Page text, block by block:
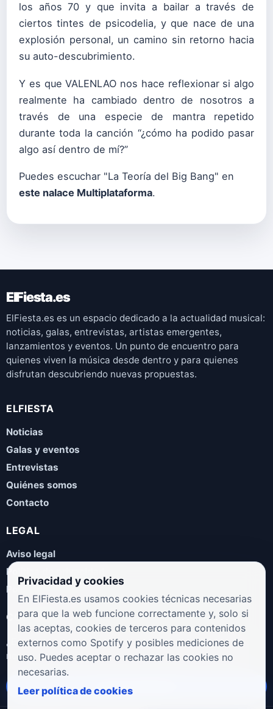
los años 70 y que invita a bailar a través de
ciertos tintes de psicodelia, y que nace de una
explosión personal, un camino sin retorno hacia
su auto-descubrimiento.
Y es que VALENLAO nos hace reflexionar si algo
realmente ha cambiado dentro de nosotros a
través de una especie de mantra repetido
durante toda la canción “¿cómo ha podido pasar
algo así dentro de mí?”
Puedes escuchar "La Teoría del Big Bang" en
este nalace Multiplataforma.
ElFiesta.es
ElFiesta.es es un espacio dedicado a la actualidad musical:
noticias, galas, entrevistas, artistas emergentes,
lanzamientos y eventos. Un punto de encuentro para
quienes viven la música desde dentro y para quienes
disfrutan descubriendo nuevas propuestas.
ELFIESTA
Noticias
Galas y eventos
Entrevistas
Quiénes somos
Contacto
LEGAL
Aviso legal
Política de privacidad
Política de cookies
COLABORA
¿Eres artista, manager, sello o promotor? Envíanos tus
novedades, galas, entrevistas o propuestas musicales.
Enviar propuesta
Privacidad y cookies
En ElFiesta.es usamos cookies técnicas necesarias
para que la web funcione correctamente y, solo si
las aceptas, cookies de terceros para contenidos
externos como Spotify y posibles mediciones de
uso. Puedes aceptar o rechazar las cookies no
necesarias.
Leer política de cookies